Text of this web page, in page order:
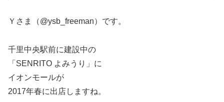
Ｙさま（@ysb_freeman）です。
千里中央駅前に建設中の
「SENRITO よみうり」に
イオンモールが
2017年春に出店しますね。